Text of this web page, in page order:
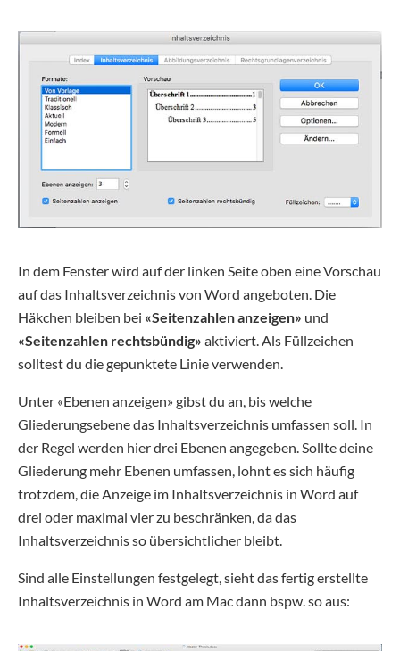
In dem Fenster wird auf der linken Seite oben eine Vorschau
auf das Inhaltsverzeichnis von Word angeboten. Die
Häkchen bleiben bei «Seitenzahlen anzeigen» und
«Seitenzahlen rechtsbündig» aktiviert. Als Füllzeichen
solltest du die gepunktete Linie verwenden.
Unter «Ebenen anzeigen» gibst du an, bis welche
Gliederungsebene das Inhaltsverzeichnis umfassen soll. In
der Regel werden hier drei Ebenen angegeben. Sollte deine
Gliederung mehr Ebenen umfassen, lohnt es sich häufig
trotzdem, die Anzeige im Inhaltsverzeichnis in Word auf
drei oder maximal vier zu beschränken, da das
Inhaltsverzeichnis so übersichtlicher bleibt.
Sind alle Einstellungen festgelegt, sieht das fertig erstellte
Inhaltsverzeichnis in Word am Mac dann bspw. so aus: